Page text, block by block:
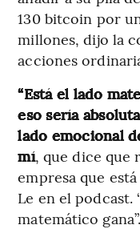
130 bitcoin por
millones, dijo la
acciones
“Está el lado
eso sería
lado emocional
mí, que dice que
empresa que
Le en el podcast.
matemático gana”.